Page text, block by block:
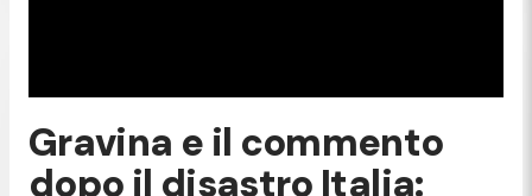
Gravina e il commento
dopo il disastro Italia: